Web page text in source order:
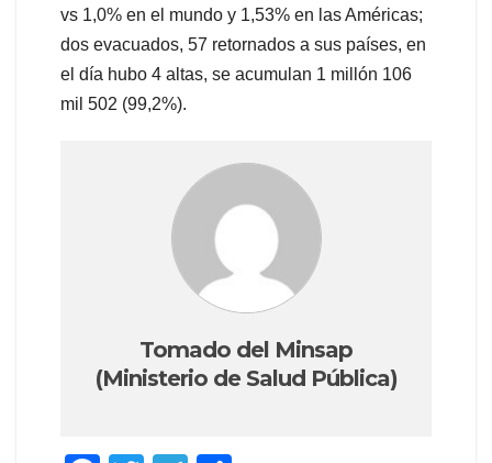
vs 1,0% en el mundo y 1,53% en las Américas;
dos evacuados, 57 retornados a sus países, en
el día hubo 4 altas, se acumulan 1 millón 106
mil 502 (99,2%).
Tomado del Minsap
(Ministerio de Salud Pública)